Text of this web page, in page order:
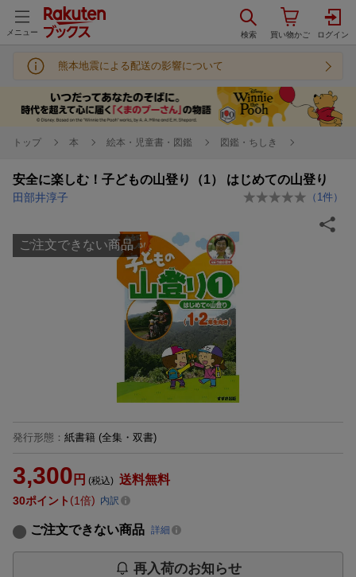
メニュー
熊本地震による配送の影響について
トップ 本 絵本・児童書・図鑑 図鑑・ちしき
安全に楽しむ！子どもの山登り（1） はじめての山登り
田部井淳子 （ 1 件）
ご注文できない商品
発行形態 ： 紙書籍 (全集・双書)
3,300 円 (税込) 送料無料
30ポイント 1倍 内訳
ご注文できない商品 詳細
再入荷のお知らせ